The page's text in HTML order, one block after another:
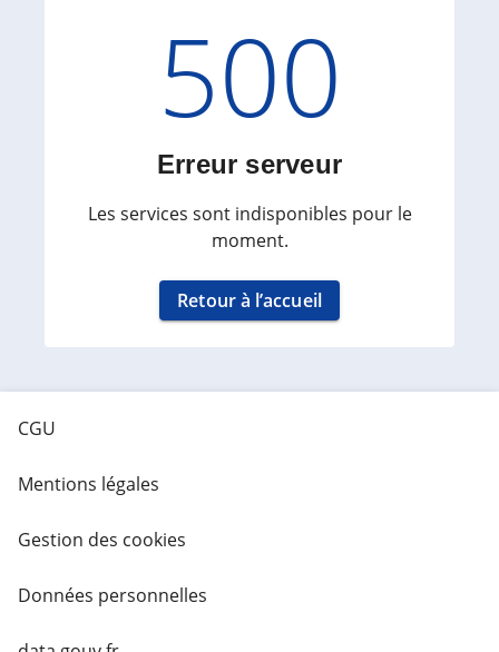
Code
500
Erreur serveur
Les services sont indisponibles pour le
moment.
Retour à l’accueil
CGU
Mentions légales
Gestion des cookies
Données personnelles